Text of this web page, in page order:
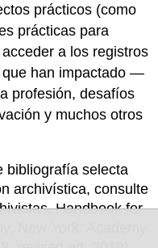
prácticos (como
prácticas para
a los registros
que han impactado —
profesión, desafíos
y muchos otros
bibliografía selecta
archivística, consulte
Handbook for
New York: Academy